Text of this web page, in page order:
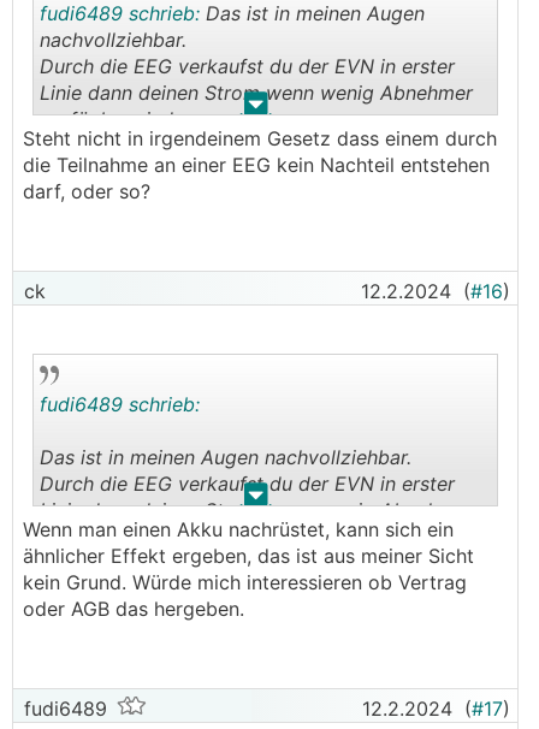
. .
fudi6489 schrieb: Das ist in meinen Augen
nachvollziehbar.
Durch die EEG verkaufst du der EVN in erster
Linie dann deinen Strom wenn wenig Abnehmer
verfügbar sind.
Steht nicht in irgendeinem Gesetz dass einem durch
die Teilnahme an einer EEG kein Nachteil entstehen
darf, oder so?
ck 12.2.2024 (#16)
. .
fudi6489 schrieb:
Das ist in meinen Augen nachvollziehbar.
Durch die EEG verkaufst du der EVN in erster
Linie dann deinen Strom wenn wenig Abnehmer
verfügbar sind.
Die EVN muss dann eventuell zu Zeiten wo deine
EEG Strom von dir abnimmt selbst zukaufen, und
in Zeiten wo du an die EVN verkaufst diesen
Wenn man einen Akku nachrüstet, kann sich ein
ähnlicher Effekt ergeben, das ist aus meiner Sicht
kein Grund. Würde mich interessieren ob Vertrag
oder AGB das hergeben.
fudi6489 12.2.2024 (#17)